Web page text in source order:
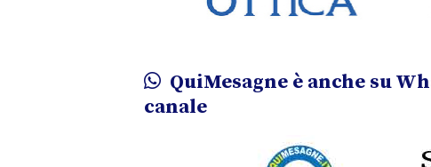
QuiMesagne è anche su
canale